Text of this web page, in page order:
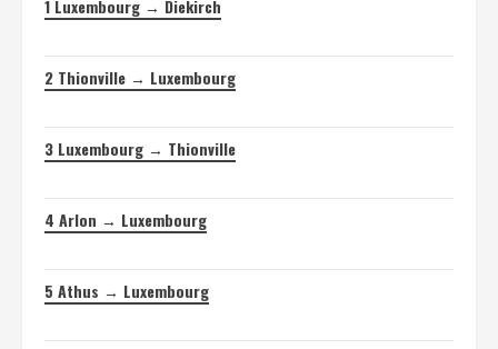
1 Luxembourg → Diekirch
2 Thionville → Luxembourg
3 Luxembourg → Thionville
4 Arlon → Luxembourg
5 Athus → Luxembourg